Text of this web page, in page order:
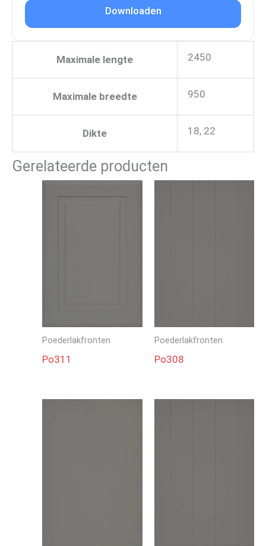
Downloaden
Maximale lengte 2450
Maximale breedte 950
Dikte 18, 22
Gerelateerde producten
Poederlakfronten
Po311
Poederlakfronten
Po308